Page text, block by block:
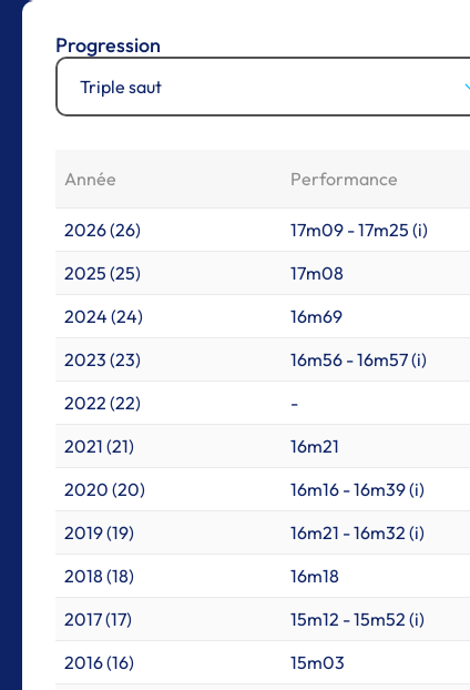
Progression
Triple saut
Année Performance
2026 (26) 17m09 - 17m25 (i)
2025 (25)
17m08
2024 (24)
16m69
2023 (23)
16m56 - 16m57 (i)
2022 (22)
-
2021 (21)
16m21
2020 (20)
16m16 - 16m39 (i)
2019 (19)
16m21 - 16m32 (i)
2018 (18)
16m18
2017 (17)
15m12 - 15m52 (i)
2016 (16)
15m03